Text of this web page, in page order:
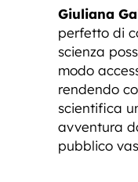
Giuliana
perfetto di
scienza
modo
rendendo
scientifica
avventura
pubblico